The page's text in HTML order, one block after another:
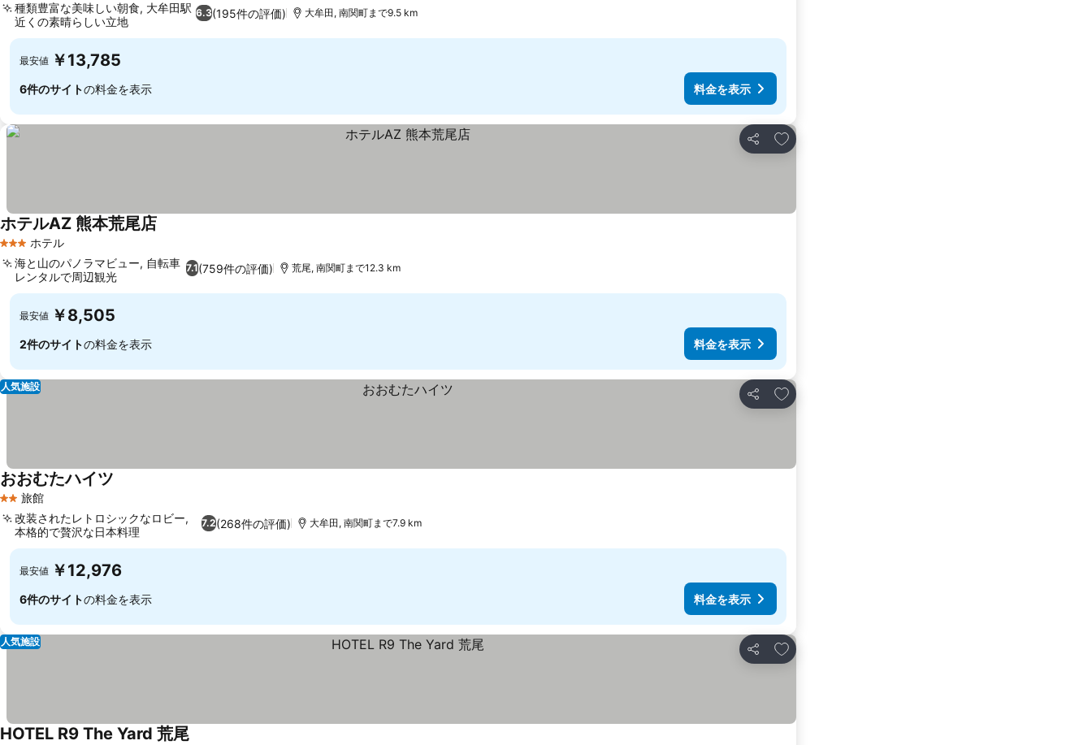
6.3(195件の評価)
種類豊富な美味しい朝食, 大牟田駅
近くの素晴らしい立地
大牟田, 南関町まで9.5 km
最安値 ￥13,785
6件のサイトの料金を表示 料金を表示
シェア
お気に入りに追加
3 ホテルのランク
ホテル
ホテルAZ 熊本荒尾店
7.1(759件の評価)
海と山のパノラマビュー, 自転車
レンタルで周辺観光
荒尾, 南関町まで12.3 km
最安値 ￥8,505
2件のサイトの料金を表示 料金を表示
シェア
お気に入りに追加
人気施設
2 ホテルのランク
旅館
おおむたハイツ
7.2(268件の評価)
改装されたレトロシックなロビー,
本格的で贅沢な日本料理
大牟田, 南関町まで7.9 km
最安値 ￥12,976
6件のサイトの料金を表示 料金を表示
シェア
お気に入りに追加
人気施設
HOTEL R9 The Yard 荒尾